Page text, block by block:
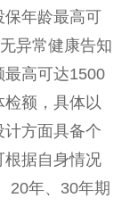
保年龄最高可
异常健康告知
最高可达1500
额，具体以
方面具备个
根据自身情况
20年、30年期